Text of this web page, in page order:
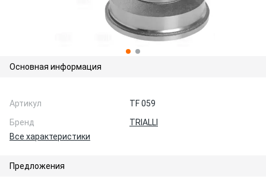
Основная информация
Артикул
TF 059
Бренд
TRIALLI
Все характеристики
Предложения